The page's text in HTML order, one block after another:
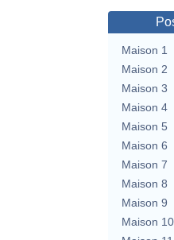
Maison 1
Maison 2
Maison 3
Maison 4
Maison 5
Maison 6
Maison 7
Maison 8
Maison 9
Maison 10